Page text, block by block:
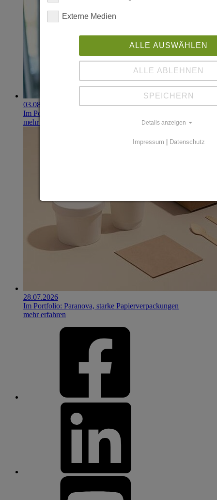
03.08.2026
Im Portfolio: Iset Telecom, IT für das Gesundheitswesen
mehr erfahren
28.07.2026
Im Portfolio: Paranova, starke Papierverpackungen
mehr erfahren
Externe Medien
ALLE AUSWÄHLEN
ALLE ABLEHNEN
SPEICHERN
Details anzeigen
Impressum | Datenschutz